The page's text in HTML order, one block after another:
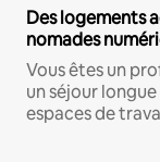
Des logements
nomades
Vous êtes un
un séjour
espaces de